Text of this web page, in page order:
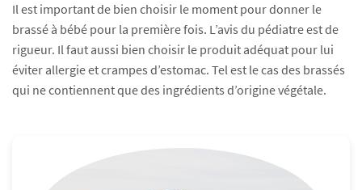
Il est important de bien choisir le moment pour donner le
brassé à bébé pour la première fois. L’avis du pédiatre est de
rigueur. Il faut aussi bien choisir le produit adéquat pour lui
éviter allergie et crampes d’estomac. Tel est le cas des brassés
qui ne contiennent que des ingrédients d’origine végétale.